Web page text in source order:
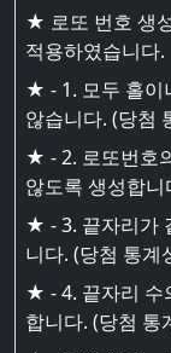
★ 로또 번호 생
적용하였습니다.
★ - 1. 모두 홀이
않습니다. (당첨
★ - 2. 로또번호
않도록 생성합
★ - 3. 끝자리가
니다. (당첨 통계
★ - 4. 끝자리 수
합니다. (당첨 통